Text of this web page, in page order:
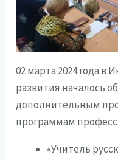
02 марта 2024 года в
развития началось
дополнительным
программам
«Учитель